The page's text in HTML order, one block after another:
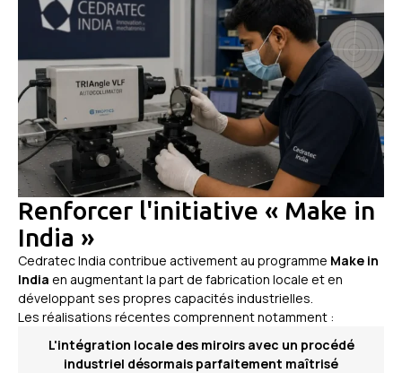
Renforcer l'initiative « Make in
India »
Cedratec India contribue activement au programme Make in
India en augmentant la part de fabrication locale et en
développant ses propres capacités industrielles.
Les réalisations récentes comprennent notamment :
L'intégration locale des miroirs avec un procédé
industriel désormais parfaitement maîtrisé